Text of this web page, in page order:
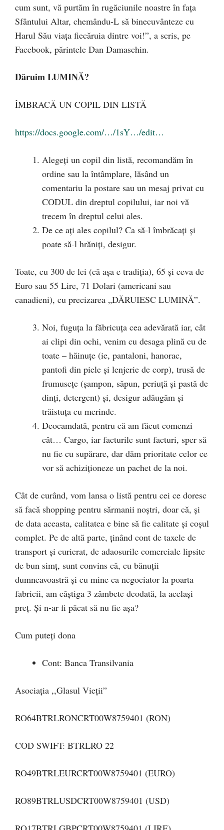
cum sunt, vă purtăm în rugăciunile noastre în fața
Sfântului Altar, chemându-L să binecuvânteze cu
Harul Său viața fiecăruia dintre voi!”, a scris, pe
Facebook, părintele Dan Damaschin.
Dăruim LUMINĂ?
ÎMBRACĂ UN COPIL DIN LISTĂ
https://docs.google.com/…/1sY…/edit…
Alegeți un copil din listă, recomandăm în
ordine sau la întâmplare, lăsând un
comentariu la postare sau un mesaj privat cu
CODUL din dreptul copilului, iar noi vă
trecem în dreptul celui ales.
De ce ați ales copilul? Ca să-l îmbrăcați și
poate să-l hrăniți, desigur.
Toate, cu 300 de lei (că așa e tradiția), 65 și ceva de
Euro sau 55 Lire, 71 Dolari (americani sau
canadieni), cu precizarea „DĂRUIESC LUMINĂ”.
Noi, fuguța la făbricuța cea adevărată iar, cât
ai clipi din ochi, venim cu desaga plină cu de
toate – hăinuțe (ie, pantaloni, hanorac,
pantofi din piele și lenjerie de corp), trusă de
frumusețe (șampon, săpun, periuță și pastă de
dinți, detergent) și, desigur adăugăm și
trăistuța cu merinde.
Deocamdată, pentru că am făcut comenzi
cât… Cargo, iar facturile sunt facturi, sper să
nu fie cu supărare, dar dăm prioritate celor ce
vor să achiziționeze un pachet de la noi.
Cât de curând, vom lansa o listă pentru cei ce doresc
să facă shopping pentru sărmanii noștri, doar că, și
de data aceasta, calitatea e bine să fie calitate și coșul
complet. Pe de altă parte, ținând cont de taxele de
transport și curierat, de adaosurile comerciale lipsite
de bun simț, sunt convins că, cu bănuții
dumneavoastră și cu mine ca negociator la poarta
fabricii, am câștiga 3 zâmbete deodată, la același
preț. Și n-ar fi păcat să nu fie așa?
Cum puteți dona
Cont: Banca Transilvania
Asociația ,,Glasul Vieții”
RO64BTRLRONCRT00W8759401 (RON)
COD SWIFT: BTRLRO 22
RO49BTRLEURCRT00W8759401 (EURO)
RO89BTRLUSDCRT00W8759401 (USD)